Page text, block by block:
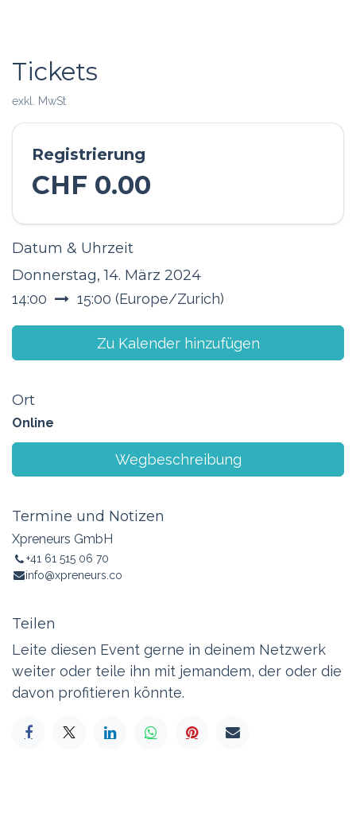
Tickets
exkl. MwSt
Registrierung
CHF 0.00
Datum & Uhrzeit
Donnerstag, 14. März 2024
14:00 15:00 (Europe/Zurich)
Zu Kalender hinzufügen
Ort
Online
Wegbeschreibung
Termine und Notizen
Xpreneurs GmbH
+41 61 515 06 70
info@xpreneurs.co
Teilen
Leite diesen Event gerne in deinem Netzwerk
weiter oder teile ihn mit jemandem, der oder die
davon profitieren könnte.